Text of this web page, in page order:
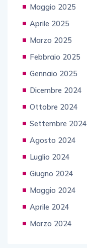
Maggio 2025
Aprile 2025
Marzo 2025
Febbraio 2025
Gennaio 2025
Dicembre 2024
Ottobre 2024
Settembre 2024
Agosto 2024
Luglio 2024
Giugno 2024
Maggio 2024
Aprile 2024
Marzo 2024